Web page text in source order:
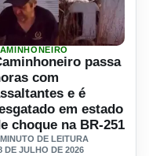
de viagens, mas faltam
materia: Caminhoneiro
passa
com
e é
em estado
choque na BR-251
DE LEITURA
DE JULHO DE 2026